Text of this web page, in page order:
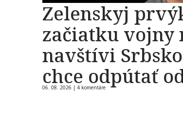
Zelenskyj
začiatku vojny
navštívi
chce odpútať
06. 08. 2026 | 4 komentáre